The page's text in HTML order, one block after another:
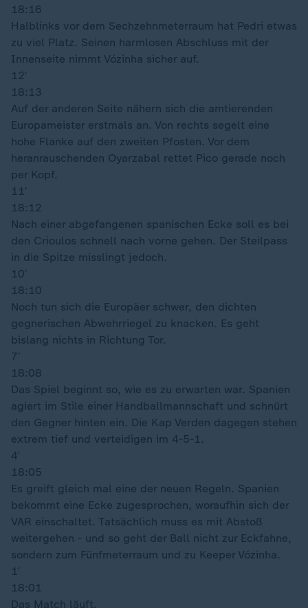
18:16
Halblinks vor dem Sechzehnmeterraum hat Pedri etwas
zu viel Platz. Seinen harmlosen Abschluss mit der
Innenseite nimmt Vózinha sicher auf.
12′
18:13
Auf der anderen Seite nähern sich die amtierenden
Europameister erstmals an. Von rechts segelt eine
hohe Flanke auf den zweiten Pfosten. Vor dem
heranrauschenden Oyarzabal rettet Pico gerade noch
per Kopf.
11′
18:12
Nach einer abgefangenen spanischen Ecke soll es bei
den Crioulos schnell nach vorne gehen. Der Steilpass
in die Spitze misslingt jedoch.
10′
18:10
Noch tun sich die Europäer schwer, den dichten
gegnerischen Abwehrriegel zu knacken. Es geht
bislang nichts in Richtung Tor.
7′
18:08
Das Spiel beginnt so, wie es zu erwarten war. Spanien
agiert im Stile einer Handballmannschaft und schnürt
den Gegner hinten ein. Die Kap Verden dagegen stehen
extrem tief und verteidigen im 4-5-1.
4′
18:05
Es greift gleich mal eine der neuen Regeln. Spanien
bekommt eine Ecke zugesprochen, woraufhin sich der
VAR einschaltet. Tatsächlich muss es mit Abstoß
weitergehen - und so geht der Ball nicht zur Eckfahne,
sondern zum Fünfmeterraum und zu Keeper Vózinha.
1′
18:01
Das Match läuft.